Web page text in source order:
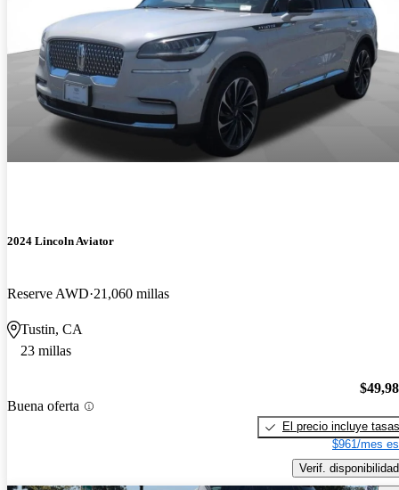
2024 Lincoln Aviator
Reserve AWD 21,060 millas
Tustin, CA
23 millas
Buena oferta
El precio incluye tasas
$961/mes
Verif. disponibilidad